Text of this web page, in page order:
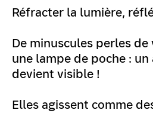
Réfracter la lumière,
De minuscules perles
une lampe de poche :
devient visible !
Elles agissent comme